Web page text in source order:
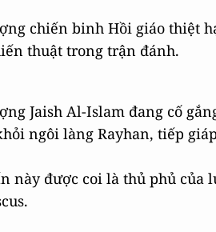
chiến binh Hồi giáo thiệt
thuật trong trận đánh.
Jaish Al-Islam đang cố
ngôi làng Rayhan, tiếp
này được coi là thủ phủ của